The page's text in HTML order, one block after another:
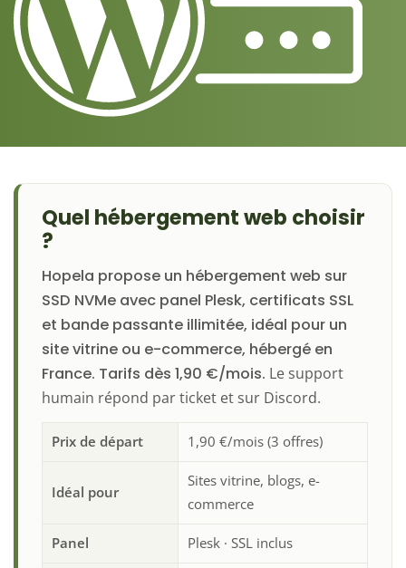
Quel hébergement web choisir
?
Hopela propose un hébergement web sur
SSD NVMe avec panel Plesk, certificats SSL
et bande passante illimitée, idéal pour un
site vitrine ou e-commerce, hébergé en
France. Tarifs dès 1,90 €/mois. Le support
humain répond par ticket et sur Discord.
Prix de départ 1,90 €/mois (3 offres)
Idéal pour
Sites vitrine, blogs, e-
commerce
Panel Plesk · SSL inclus